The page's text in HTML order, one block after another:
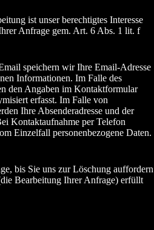
ist unser berechtigtes Interesse
Anfrage gem. Art. 6 Abs. 1 lit. f
speichern wir Ihre Email-Adresse
Informationen. Im Falle des
den Angaben im Kontaktformular
erfasst. Im Falle von
Ihre Absenderadresse und der
Kontaktaufnahme per Telefon
Einzelfall personenbezogene Daten.
bis Sie uns zur Löschung auffordern
Bearbeitung Ihrer Anfrage) erfüllt